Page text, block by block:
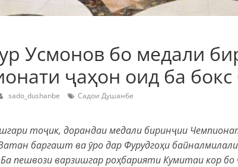
Усмонов бо медали
ҷаҳон оид ба
sado_dushanbe Садои Душанбе
тоҷик, дорандаи медали биринҷии
баргашт ва ӯро дар Фурудгоҳи
пешвози варзишгар роҳбарияти Кумитаи кор